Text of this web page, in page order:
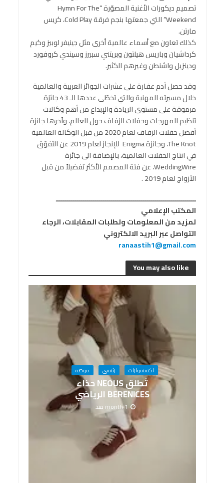
تصميم ديكورات الأغنية المصوّرة “Hymn For The
Weekend” التي جمعتها بنجم فرقة Cold Play، كريس
مارتن.
كذلك تعاون مع أسماء عالمية أخرى مثل جينيفر لوبيز وكيم
كرداشيان وباريس هيلتون وبريتني سبيرز وسيندي كروفورد
ودينزيل واشنطن وغيرهم الكثير.
وقد حصل آدم عفارة على عشرات الجوائز العربية والعالمية
خلال مسيرته المهنية والتي تخطّى عددها الـ 43 جائزة
مرموقة على مستوى الريادة والإبداع من أهم وكالات
تنظيم المهرجات وحفلات الزفاف حول العالم، وآخرها جائزة
أفضل حفلات الزفاف لعام 2020 من قبل الوكالة العالمية
The Knot، وجائزة Enigma للإنجاز لعام 2019 عن التفوّق
في انتاج الحفلات العالمية، بالإضافة الى جائزة
WeddingWire، عن فئة المصمم الأكثر تفضيلاً من قبل
الأزواج لعام 2019 .
ــــــــــــــــــــــــــــــــــــــــــــــــــــــــــــــــــــــ
المكتب الإعلامي
لمزيد من المعلومات ولطلبات المقابلات، الرجاء
التواصل عبر البريد الالكتروني
ranaastih1@gmail.com
You may also like
اكسسوارات رئيسى موضة
تُطلق NEOUS حذاء
BERENICES الرياضي
1 month منذ